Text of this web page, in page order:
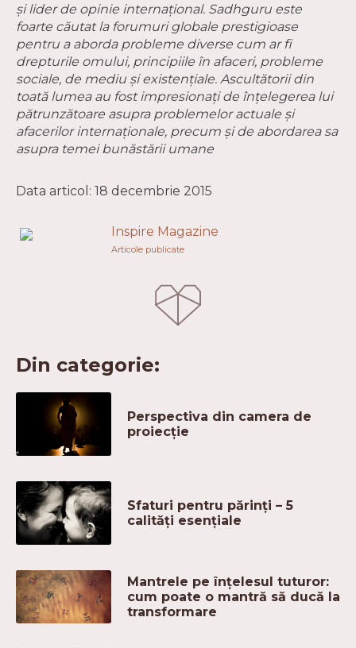
și lider de opinie internațional. Sadhguru este
foarte căutat la forumuri globale prestigioase
pentru a aborda probleme diverse cum ar fi
drepturile omului, principiile în afaceri, probleme
sociale, de mediu și existențiale. Ascultătorii din
toată lumea au fost impresionați de înțelegerea lui
pătrunzătoare asupra problemelor actuale și
afacerilor internaționale, precum și de abordarea sa
asupra temei bunăstării umane
Data articol: 18 decembrie 2015
Inspire Magazine
Articole publicate
Din categorie:
Perspectiva din camera de
proiecție
Sfaturi pentru părinți – 5
calități esențiale
Mantrele pe înțelesul tuturor:
cum poate o mantră să ducă la
transformare